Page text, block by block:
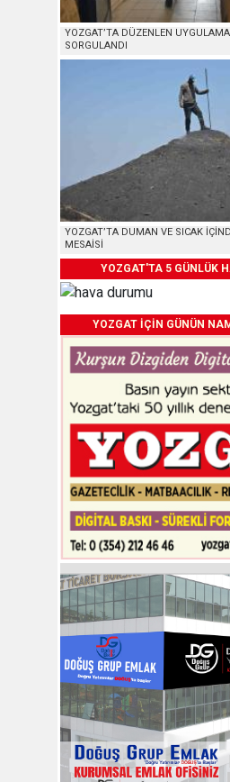
YOZGAT’TA DÜZENLEN
SORGULANDI
YOZGAT’TA DUMAN VE SICAK
MESAİSİ
YOZGAT'TA 5 GÜNLÜK
YOZGAT İÇİN GÜNÜN